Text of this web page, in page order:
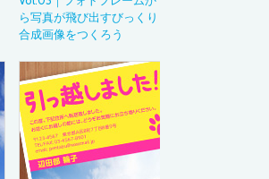
ら写真が飛び出すびっくり
合成画像をつくろう